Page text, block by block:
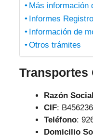
Más información
Informes
Información de
Otros trámites
Transportes
Razón Social
CIF:
Teléfono:
Domicilio